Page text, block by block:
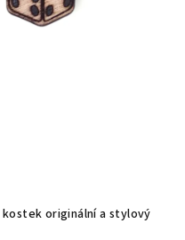
originální a stylový